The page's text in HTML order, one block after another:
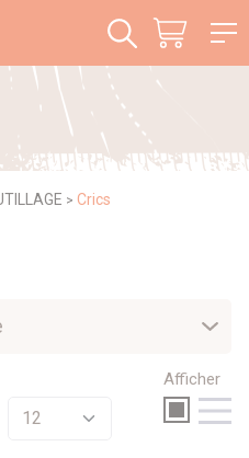
> Crics
Afficher